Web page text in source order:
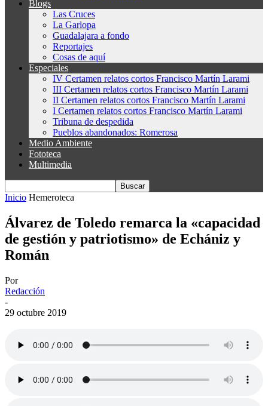
Blogs
Las Cruces
La Garlopa
Guadalajara a fondo
Reportajes
Cosas de aquí
Especiales
IV Certamen relatos cortos Francisco Martín Larami
III Certamen relatos cortos Francisco Martín Larami
II Certamen relatos cortos Francisco Martín Larami
I Certamen relatos cortos Francisco Martín Larami
Tribuna de despedida
Pueblos abandonados: Romerosa
Medio Ambiente
Fototeca
Multimedia
Inicio Hemeroteca
Álvarez de Toledo remarca la «capacidad
de gestión y patriotismo» de Echániz y
Román
Por
Redacción
-
29 octubre 2019